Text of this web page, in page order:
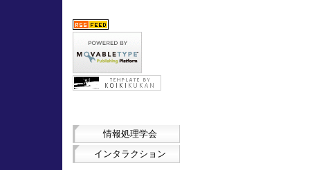
情報処理学会
インタラクション